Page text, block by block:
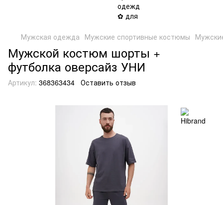
Мужская одежда Мужские спортивные костюмы
Мужской костюм шорты +
футболка оверсайз УНИ
Артикул: 368363434 Оставить отзыв